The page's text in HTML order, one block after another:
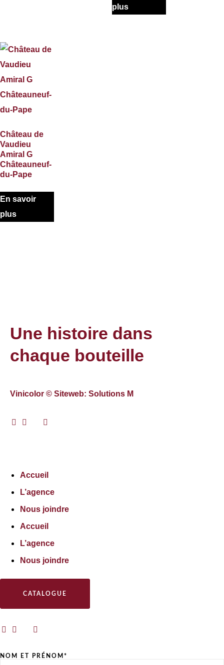
plus
Château de
Vaudieu
Amiral G
Châteauneuf-
du-Pape
En savoir
plus
Une histoire dans
chaque bouteille
Vinicolor © Siteweb: Solutions M
Accueil
L’agence
Nous joindre
Accueil
L’agence
Nous joindre
CATALOGUE
NOM ET PRÉNOM*